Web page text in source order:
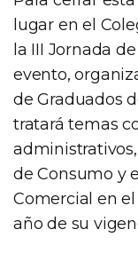
lugar en el
la III Jornada
evento,
de Graduados
tratará temas
de Consumo y
Comercial en
año de su